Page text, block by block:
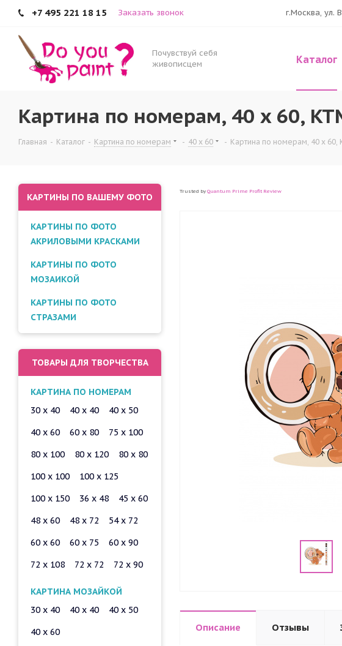
+7 495 221 18 15 Заказать звонок г.Москва, ул.
Почувствуй себя
живописцем
Каталог
Картина по номерам, 40 x 60,
Главная - Каталог - Картина по номерам - 40 x 60 - Картина по номерам, 40 x 60,
Trusted by Quantum Prime Profit Review
Описание Отзывы
КАРТИНЫ ПО ВАШЕМУ ФОТО
КАРТИНЫ ПО ФОТО
АКРИЛОВЫМИ КРАСКАМИ
КАРТИНЫ ПО ФОТО
МОЗАИКОЙ
КАРТИНЫ ПО ФОТО
СТРАЗАМИ
ТОВАРЫ ДЛЯ ТВОРЧЕСТВА
КАРТИНА ПО НОМЕРАМ
30 x 40
40 x 40
40 x 50
40 x 60
60 x 80
75 x 100
80 x 100
80 x 120
80 x 80
100 x 100
100 x 125
100 x 150
36 x 48
45 x 60
48 x 60
48 x 72
54 x 72
60 x 60
60 x 75
60 x 90
72 x 108
72 x 72 72 x 90
КАРТИНА МОЗАЙКОЙ
30 x 40
40 x 40
40 x 50
40 x 60